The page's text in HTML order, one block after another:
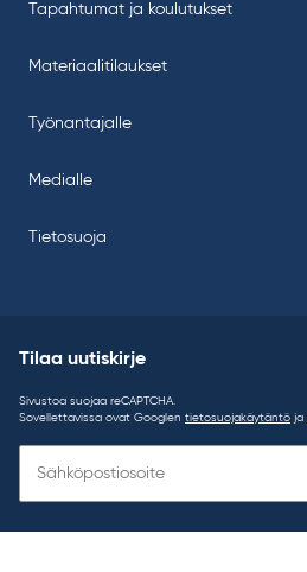
Tapahtumat ja koulutukset
Materiaalitilaukset
Työnantajalle
Medialle
Tietosuoja
Tilaa uutiskirje
Sivustoa suojaa reCAPTCHA.
Sovellettavissa ovat Googlen tietosuojakäytäntö ja
uutiskirje: